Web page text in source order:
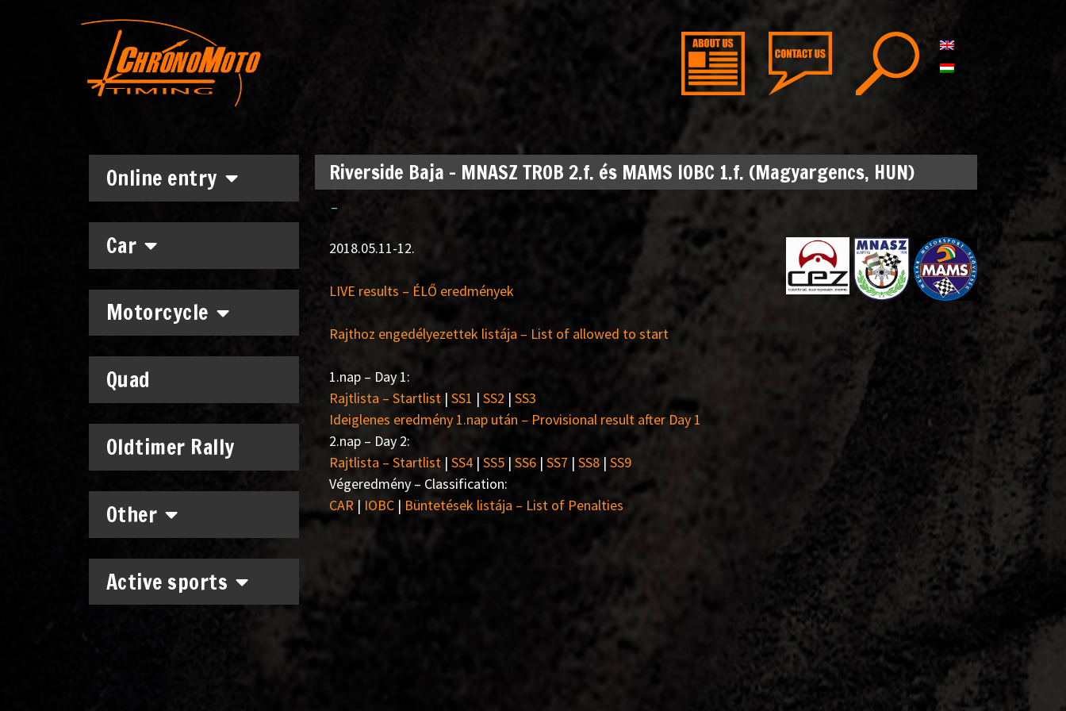
Online entry
Car
Motorcycle
Quad
Oldtimer Rally
Other
Active sports
Riverside Baja – MNASZ TROB 2.f. és MAMS IOBC 1.f. (Magyargencs, HUN)
–
2018.05.11-12.
LIVE results – ÉLŐ eredmények
Rajthoz engedélyezettek listája – List of allowed to start
1.nap – Day 1:
Rajtlista – Startlist | SS1 | SS2 | SS3
Ideiglenes eredmény 1.nap után – Provisional result after Day 1
2.nap – Day 2:
Rajtlista – Startlist | SS4| SS5 | SS6 | SS7 | SS8 | SS9
Végeredmény – Classification:
CAR | IOBC | Büntetések listája – List of Penalties